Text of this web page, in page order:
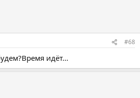
#68
идёт...